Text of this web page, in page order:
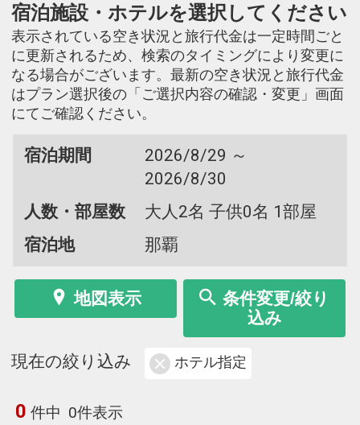
宿泊施設・ホテルを選択してください
表示されている空き状況と旅行代金は一定時間ごと
に更新されるため、検索のタイミングにより変更に
なる場合がございます。最新の空き状況と旅行代金
はプラン選択後の「ご選択内容の確認・変更」画面
にてご確認ください。
宿泊期間
2026/8/29 ～
2026/8/30
人数・部屋数
大人2名 子供0名 1部屋
宿泊地
那覇
地図表示
条件変更/絞り
込み
現在の絞り込み ホテル指定
0 件中 0件表示